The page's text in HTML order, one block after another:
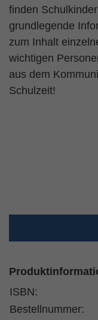
finden
grundlegende
zum Inhalt
wichtigen
aus dem
Schulzeit!
ISBN:
Bestellnummer: